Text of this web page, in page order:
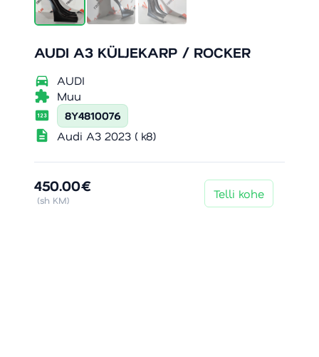
AUDI A3 KÜLJEKARP / ROCKER
directions_car AUDI
extension Muu
pin 8Y4810076
description Audi A3 2023 ( k8)
450.00€
(sh KM) Telli kohe